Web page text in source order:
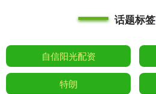
话题标签
自信阳光配资
特朗